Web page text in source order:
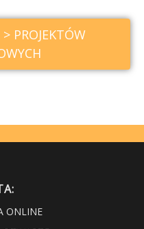
PROJEKTÓW
ONLINE